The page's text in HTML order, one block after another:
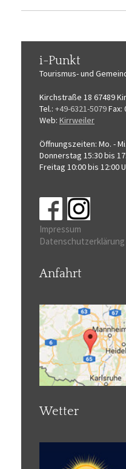
i-Punkt
Tourismus-und
Kirchstraße 18 67489
Tel.: +49-6321-5079Fax:
Web: Kirrweiler
Öffnungszeiten: Mo. -
Donnerstag 15:30 bis
Freitag 10:00 bis 12:00
Impressum
Datenschutzerklärung
Anfahrt
Wetter